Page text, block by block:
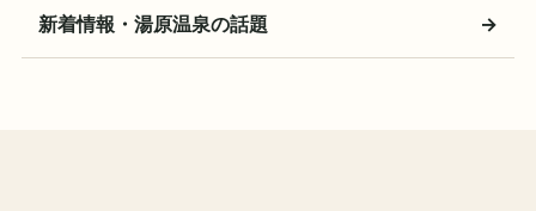
新着情報・湯原温泉の話題 →